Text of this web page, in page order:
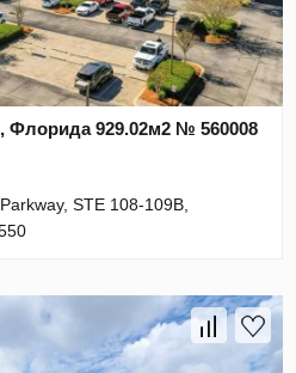
Флорида 929.02м2 № 560008
STE 108-109B,